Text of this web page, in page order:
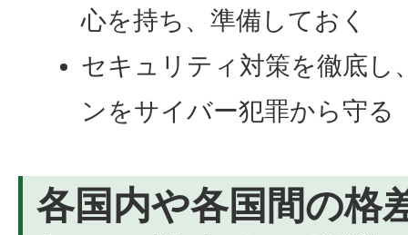
心を持ち、準備しておく
セキュリティ対策を徹底し
ンをサイバー犯罪から守る
各国内や各国間の格